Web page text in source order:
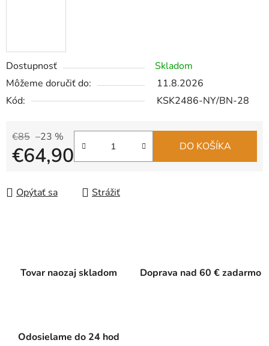
Dostupnosť
Skladom
Môžeme doručiť do:
11.8.2026
Kód:
KSK2486-NY/BN-28
€85 –23 %
€64,90 DO KOŠÍKA
Opýtať sa Strážiť
Tovar naozaj skladom Doprava nad 60 € zadarmo
Odosielame do 24 hod